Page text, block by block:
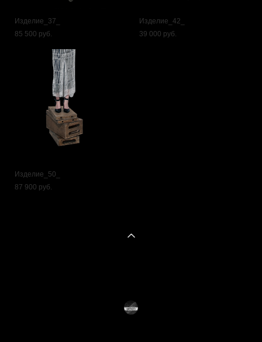
Изделие_37_
85 500 pуб.
Изделие_42_
39 000 pуб.
Изделие_50_
87 900 pуб.